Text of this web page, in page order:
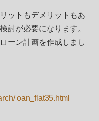
ットもデメリットもあ
討が必要になります。
ーン計画を作成しまし
loan_flat35.html